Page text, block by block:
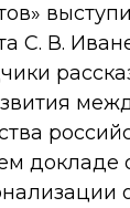
С. В.
докладе